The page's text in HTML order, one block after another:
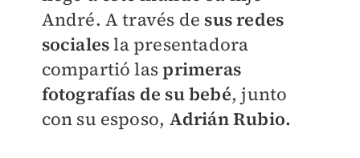
André. A través de sus redes
socialesla presentadora
compartió lasprimeras
fotografías de su bebé, junto
con su esposo, Adrián Rubio.